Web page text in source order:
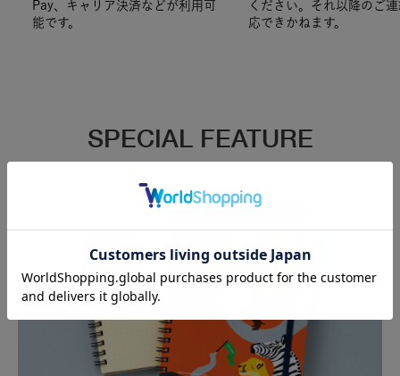
Pay、キャリア決済などが利用可
能です。
ください。それ以降のご
応できかねます。
SPECIAL FEATURE